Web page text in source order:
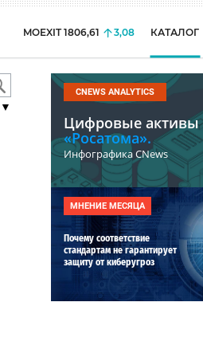
MOEXIT 1806,61 3,08 КАТАЛОГ
CNEWS ANALYTICS
Цифровые активы
«Росатома».
Инфографика CNews
МНЕНИЕ МЕСЯЦА
Почему соответствие
стандартам не гарантирует
защиту от киберугроз